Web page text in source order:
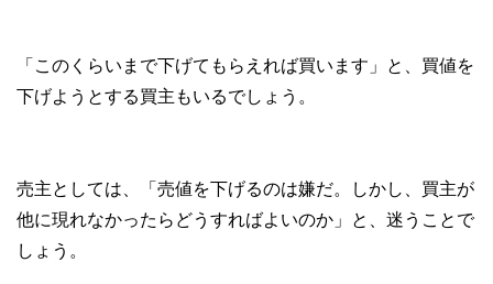
「このくらいまで下げてもらえれば買います」と、買値を
下げようとする買主もいるでしょう。
売主としては、「売値を下げるのは嫌だ。しかし、買主が
他に現れなかったらどうすればよいのか」と、迷うことで
しょう。